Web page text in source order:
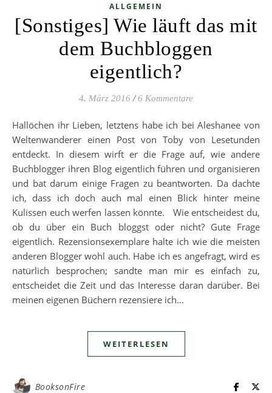
ALLGEMEIN
[Sonstiges] Wie läuft das mit
dem Buchbloggen
eigentlich?
4. März 2016 / 6 Kommentare
Hallöchen ihr Lieben, letztens habe ich bei Aleshanee von
Weltenwanderer einen Post von Toby von Lesetunden
entdeckt. In diesem wirft er die Frage auf, wie andere
Buchblogger ihren Blog eigentlich führen und organisieren
und bat darum einige Fragen zu beantworten. Da dachte
ich, dass ich doch auch mal einen Blick hinter meine
Kulissen euch werfen lassen könnte. Wie entscheidest du,
ob du über ein Buch bloggst oder nicht? Gute Frage
eigentlich. Rezensionsexemplare halte ich wie die meisten
anderen Blogger wohl auch. Habe ich es angefragt, wird es
natürlich besprochen; sandte man mir es einfach zu,
entscheidet die Zeit und das Interesse daran darüber. Bei
meinen eigenen Büchern rezensiere ich…
WEITERLESEN
BooksonFire